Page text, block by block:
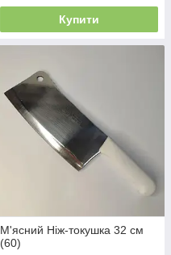
Купити
М'ясний Ніж-токушка 32 см
(60)